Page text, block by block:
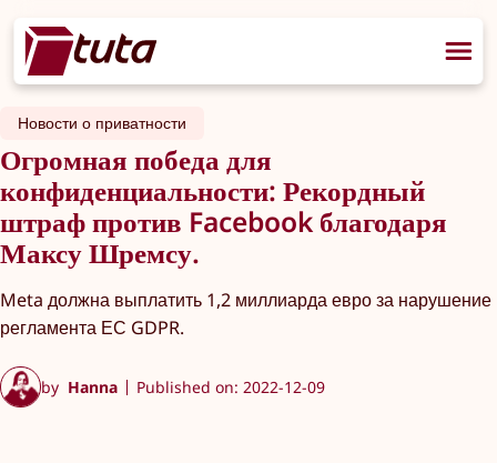
Новости о приватности
Огромная победа для
конфиденциальности: Рекордный
штраф против Facebook благодаря
Максу Шремсу.
Meta должна выплатить 1,2 миллиарда евро за нарушение
регламента ЕС GDPR.
by Hanna Published on: 2022-12-09